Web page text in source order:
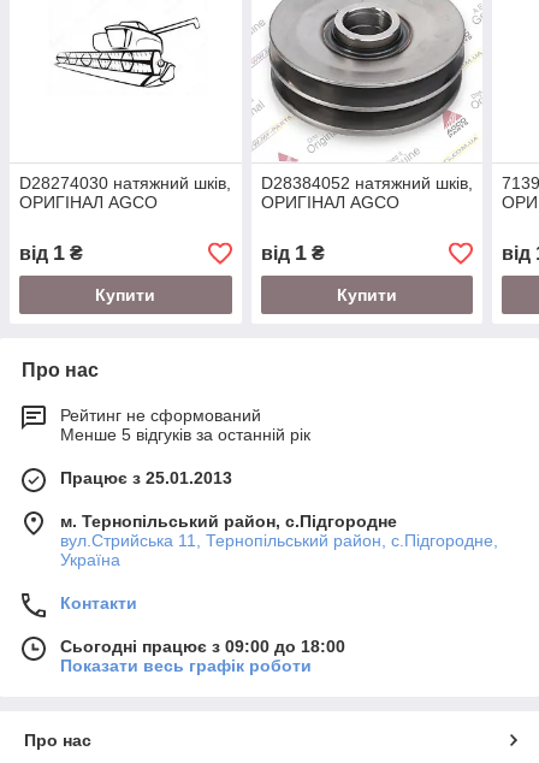
D28274030 натяжний шків,
ОРИГІНАЛ AGCO
від 1 ₴
Купити
D28384052 натяжний шків,
ОРИГІНАЛ AGCO
від 1₴
Купити
від
Про нас
Рейтинг не сформований
Менше 5 відгуків за останній рік
Працює з 25.01.2013
м. Тернопільський район, с.Підгородне
вул.Стрийська 11, Тернопільський район, с.Підгородне,
Україна
Контакти
Сьогодні працює з 09:00 до 18:00
Показати весь графік роботи
Про нас